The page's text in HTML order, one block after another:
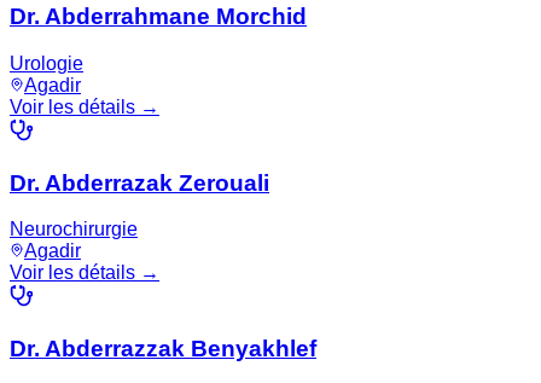
Dr. Abderrahmane Morchid
Urologie
Agadir
Voir les détails →
Dr. Abderrazak Zerouali
Neurochirurgie
Agadir
Voir les détails →
Dr. Abderrazzak Benyakhlef